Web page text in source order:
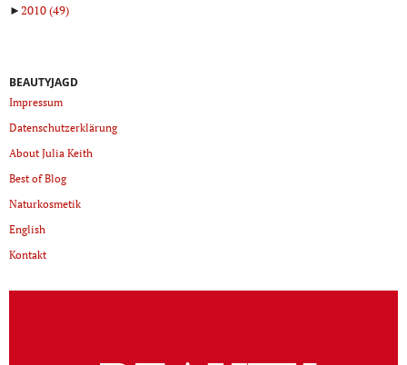
►2010(49)
BEAUTYJAGD
Impressum
Datenschutzerklärung
About Julia Keith
Best of Blog
Naturkosmetik
English
Kontakt